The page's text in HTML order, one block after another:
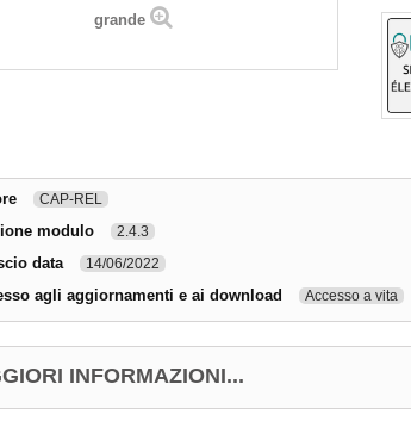
grande
CAP-REL
modulo 2.4.3
data 14/06/2022
agli aggiornamenti e ai download Accesso a vita
INFORMAZIONI...